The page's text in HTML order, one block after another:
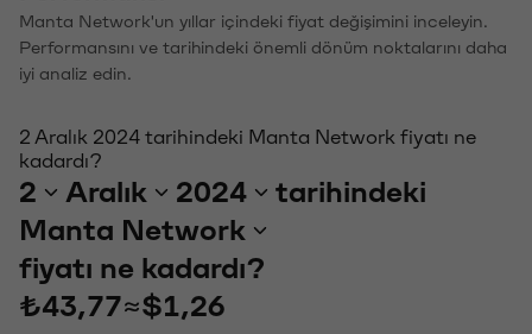
Manta Network'un yıllar içindeki fiyat değişimini inceleyin.
Performansını ve tarihindeki önemli dönüm noktalarını daha
iyi analiz edin.
2 Aralık 2024 tarihindeki Manta Network fiyatı ne
kadardı?
2 Aralık 2024
tarihindeki
Manta Network
fiyatı ne kadardı?
₺43,77≈$1,26